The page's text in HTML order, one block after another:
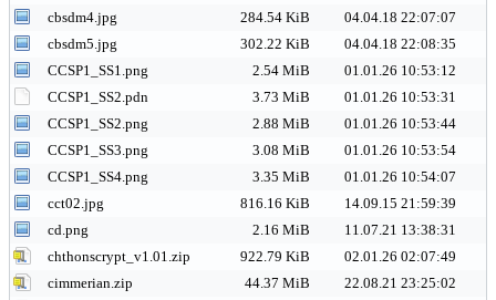
cbsdm4.jpg
284.54 KiB
04.04.18 22:07:07
cbsdm5.jpg
302.22 KiB
04.04.18 22:08:35
CCSP1_SS1.png
2.54 MiB
01.01.26 10:53:12
CCSP1_SS2.pdn
3.73 MiB
01.01.26 10:53:31
CCSP1_SS2.png
2.88 MiB
01.01.26 10:53:44
CCSP1_SS3.png
3.08 MiB
01.01.26 10:53:54
CCSP1_SS4.png
3.35 MiB
01.01.26 10:54:07
cct02.jpg
816.16 KiB
14.09.15 21:59:39
cd.png
2.16 MiB
11.07.21 13:38:31
chthonscrypt_v1.01.zip
922.79 KiB
02.01.26 02:07:49
cimmerian.zip
44.37 MiB
22.08.21 23:25:02